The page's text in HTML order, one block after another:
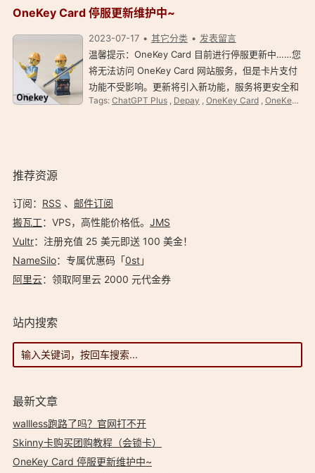
OneKey Card 停服更新维护中~
2023-07-17 其它分类
发表留言
温馨提示：OneKey Card 目前进行停服更新中……您
将无法访问 OneKey Card 网站服务，但是卡片支付
功能不受影响。更新将引入新功能，服务将更安全和
灵活。 官方公告截图： 点击查看更多 OneKey Card
Tags: ChatGPT Plus, Depay , OneKey Card, OneKey Card 常见问题
推荐资源
订阅： RSS 、 邮件订阅
搬瓦工：VPS，高性能价格低。️ JMS
Vultr：注册充值 25 美元即送 100 美金！
NameSilo：专属优惠码「0st」
阿里云：领取阿里云 2000 元代金券
站内搜索
最新文章
wallless跑路了吗？官网打不开
Skinny卡购买团购教程（会锁卡）
OneKey Card 停服更新维护中~